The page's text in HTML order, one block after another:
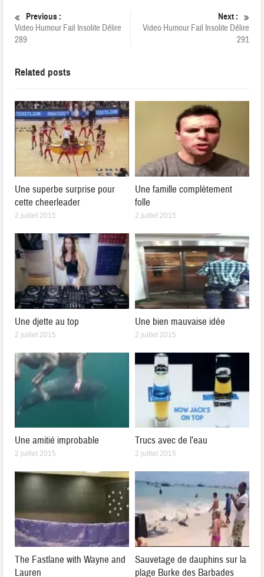
Previous :
Video Humour Fail Insolite Délire
289
Next :
Video Humour Fail Insolite Délire
291
Related posts
Une superbe surprise pour
cette cheerleader
2 juillet 2015
Une famille complètement
folle
2 juillet 2015
Une djette au top
2 juillet 2015
Une bien mauvaise idée
2 juillet 2015
Une amitié improbable
2 juillet 2015
Trucs avec de l’eau
2 juillet 2015
The Fastlane with Wayne and
Lauren
Sauvetage de dauphins sur la
plage Burke des Barbades